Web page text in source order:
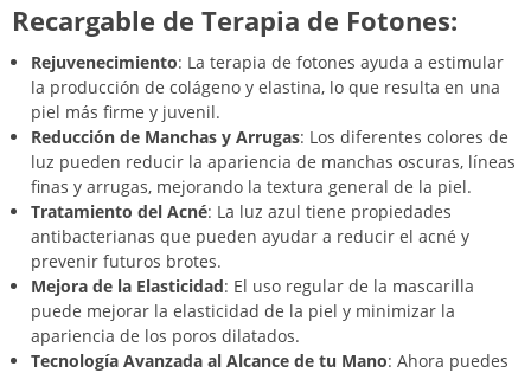
Recargable de Terapia de Fotones:
Rejuvenecimiento: La terapia de fotones ayuda a estimular
la producción de colágeno y elastina, lo que resulta en una
piel más firme y juvenil.
Reducción de Manchas y Arrugas: Los diferentes colores de
luz pueden reducir la apariencia de manchas oscuras, líneas
finas y arrugas, mejorando la textura general de la piel.
Tratamiento del Acné: La luz azul tiene propiedades
antibacterianas que pueden ayudar a reducir el acné y
prevenir futuros brotes.
Mejora de la Elasticidad: El uso regular de la mascarilla
puede mejorar la elasticidad de la piel y minimizar la
apariencia de los poros dilatados.
Tecnología Avanzada al Alcance de tu Mano: Ahora puedes